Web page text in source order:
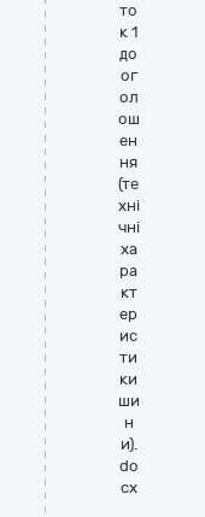
то
к 1
до
ог
ол
ош
ен
ня
(те
хні
чні
ха
ра
кт
ер
ис
ти
ки
ши
н
и).
do
cx